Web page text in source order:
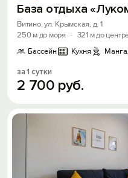
База отдыха
Витино, ул. Крымская, д. 1
250 м до моря
· 321 м до центра
Бассейн
Кухня
за 1 сутки
2 700 руб.